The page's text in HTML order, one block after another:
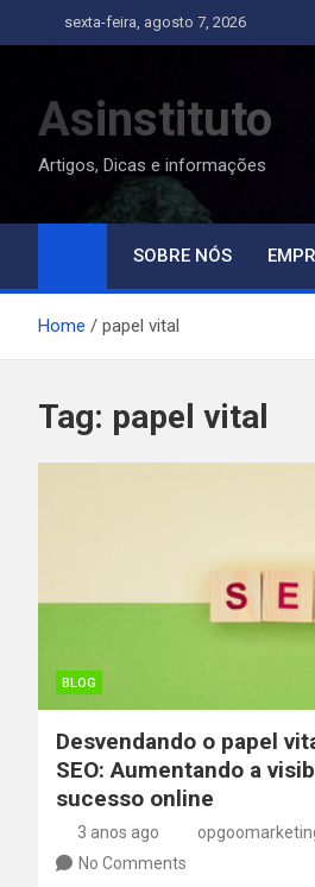
to
sexta-feira, agosto 7, 2026
Asinstituto
Artigos, Dicas e informações
SOBRE NÓS
Home papel vital
Tag: papel vital
BLOG
Desvendando o papel
SEO: Aumentando a
sucesso online
3 anos ago
No Comments